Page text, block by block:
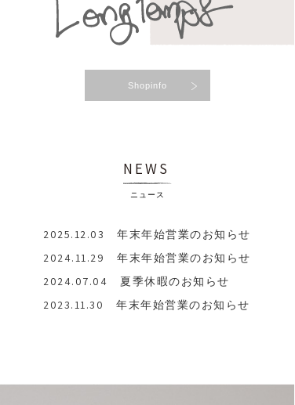
News
ニュース
Staff・Recruit
スタッフ・採用情報
ご予約
Product
商品
Shopinfo
NEWS
ニュース
2025.12.03 年末年始営業のお知らせ
2024.11.29 年末年始営業のお知らせ
2024.07.04 夏季休暇のお知らせ
2023.11.30 年末年始営業のお知らせ